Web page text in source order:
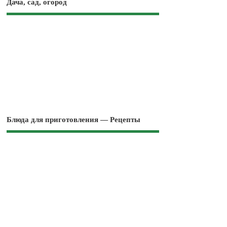
Дача, сад, огород
Блюда для приготовления — Рецепты